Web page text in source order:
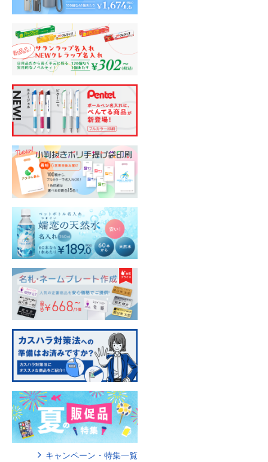
キャンペーン・特集一覧